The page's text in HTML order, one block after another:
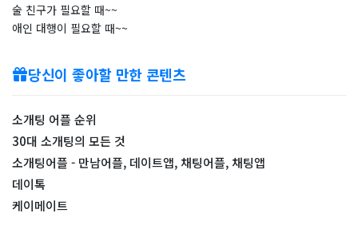
술 친구가 필요할 때~~
애인 대행이 필요할 때~~
당신이 좋아할 만한 콘텐츠
소개팅 어플 순위
30대 소개팅의 모든 것
소개팅어플 - 만남어플, 데이트앱, 채팅어플, 채팅앱
데이톡
케이메이트